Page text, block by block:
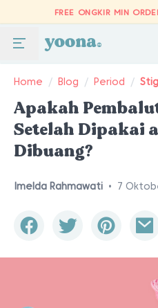
FREE ONGKIR MIN
Home / Blog / Period /
Apakah
Setelah Dipakai
Dibuang?
Imelda Rahmawati • 7